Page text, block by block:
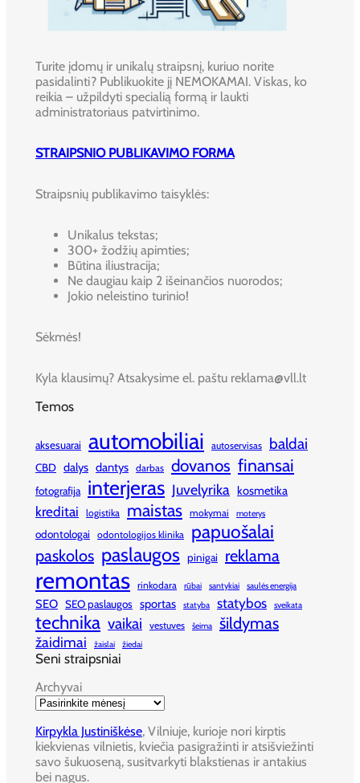
Turite įdomų ir unikalų straipsnį, kuriuo norite
pasidalinti? Publikuokite jį NEMOKAMAI. Viskas, ko
reikia – užpildyti specialią formą ir laukti
administratoriaus patvirtinimo.
STRAIPSNIO PUBLIKAVIMO FORMA
Straipsnių publikavimo taisyklės:
Unikalus tekstas;
300+ žodžių apimties;
Būtina iliustracija;
Ne daugiau kaip 2 išeinančios nuorodos;
Jokio neleistino turinio!
Sėkmės!
Kyla klausimų? Atsakysime el. paštu reklama@vll.lt
Temos
aksesuarai automobiliai autoservisas baldai
CBD dalys dantys darbas dovanos finansai
fotografija interjeras Juvelyrika kosmetika
kreditai logistika maistas mokymai moterys
odontologai odontologijos klinika papuošalai
paskolos paslaugos pinigai reklama
remontas rinkodara rūbai santykiai saulės energija
SEO SEO paslaugos sportas statyba statybos sveikata
technika vaikai vestuves šeima šildymas
žaidimai žaislai žiedai
Seni straipsniai
Archyvai
Kirpykla Justiniškėse, Vilniuje, kurioje nori kirptis
kiekvienas vilnietis, kviečia pasigražinti ir atsišviežinti
savo šukuoseną, susitvarkyti blakstienas ir antakius
bei nagus.